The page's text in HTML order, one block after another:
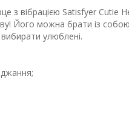
з вібрацією Satisfyer
Його можна брати із
улюблені.